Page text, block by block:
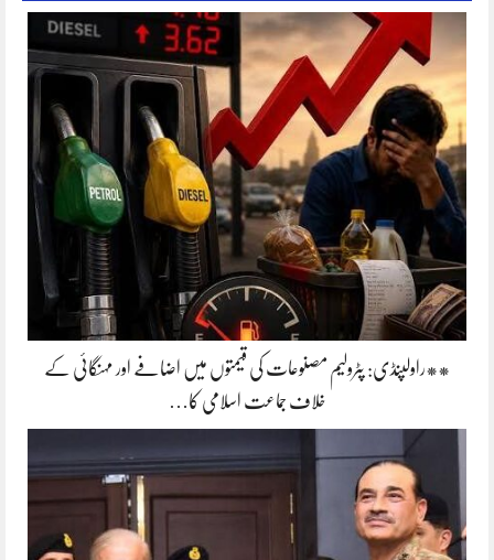
**راولپنڈی: پٹرولیم مصنوعات کی قیمتوں میں اضافے اور مہنگائی کے
خلاف جماعت اسلامی کا…